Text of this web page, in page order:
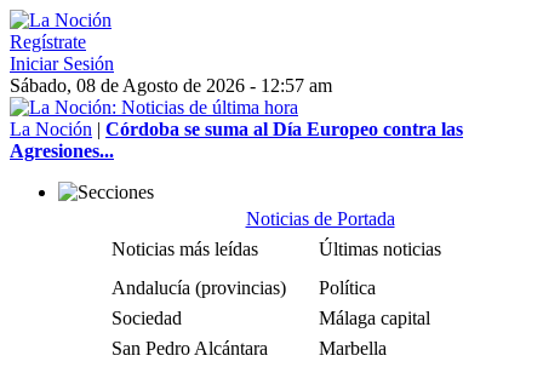
Regístrate
Iniciar Sesión
Sábado, 08 de Agosto de 2026 - 12:57 am
La Noción | Córdoba se suma al Día Europeo contra las
Agresiones...
Noticias de Portada
Noticias más leídas
Últimas noticias
Andalucía (provincias)
Política
Sociedad
Málaga capital
San Pedro Alcántara
Marbella